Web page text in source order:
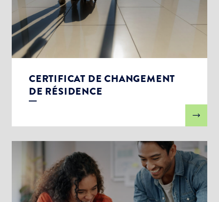
CERTIFICAT DE CHANGEMENT
DE RÉSIDENCE